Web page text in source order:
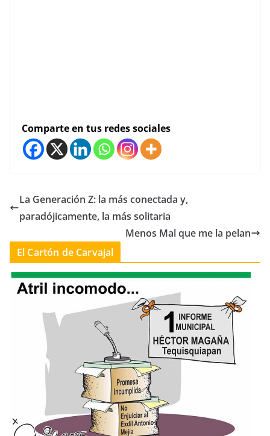
Comparte en tus redes sociales
La Generación Z: la más conectada y,
paradójicamente, la más solitaria
Menos Mal que me la pelan
El Cartón de Carvajal